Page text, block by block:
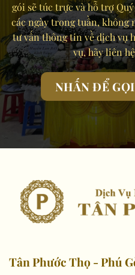
gói sẽ túc trực và hỗ trợ
các ngày trong tuần, không
tư vấn thông tin về dịch vụ
vụ, hãy liên
NHẤN ĐỂ
Tân Phước Thọ - Phú